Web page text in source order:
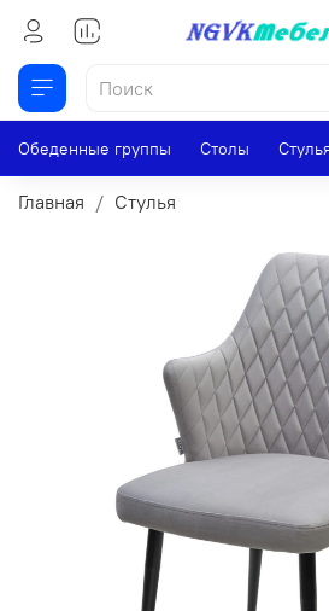
Обеденные группы Столы Стулья
Главная Стулья